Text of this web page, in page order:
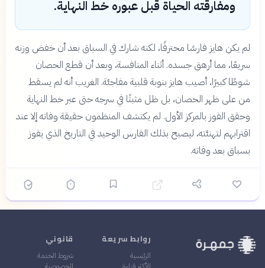
ومفارقته الحياة قبل عبوره خط النهاية.
لم يكن هايز فارسًا محترفًا، لكنه شارك في السباق بعد أن خفض وزنه
سريعًا، مما أرهق جسده. أثناء المنافسة، وبعد أن قطع الحصان
شوطًا كبيرًا، أصيب هايز بنوبة قلبية مفاجئة. الغريب أنه لم يسقط
من على ظهر الحصان، بل ظل مثبتًا في سرجه حتى عبر خط النهاية
وحقق الفوز بالمركز الأول. لم يكتشف المنظمون حقيقة وفاته إلا عند
اقترابهم لتهنئته، ليصبح بذلك الفارس الوحيد في التاريخ الذي يفوز
بسباق بعد وفاته.
روابط سريعة
الرئيسية
قانوني
شروط الخدمة